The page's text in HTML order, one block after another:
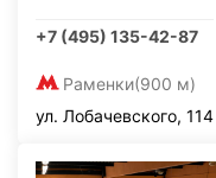
+7 (495) 135-42-87
Раменки(900 м)
ул. Лобачевского, 114